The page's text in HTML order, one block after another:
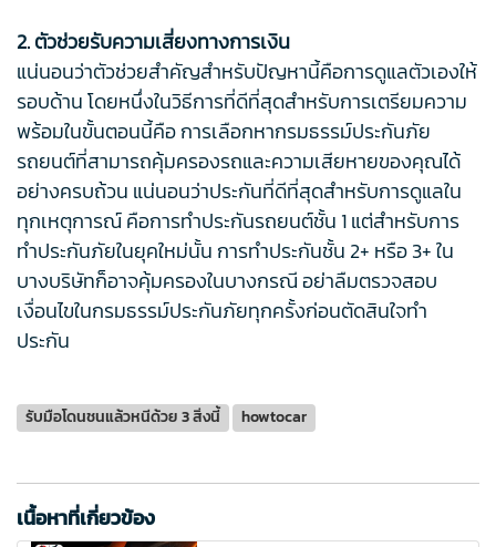
2. ตัวช่วยรับความเสี่ยงทางการเงิน
แน่นอนว่าตัวช่วยสำคัญสำหรับปัญหานี้คือการดูแลตัวเองให้
รอบด้าน โดยหนึ่งในวิธีการที่ดีที่สุดสำหรับการเตรียมความ
พร้อมในขั้นตอนนี้คือ การเลือกหากรมธรรม์ประกันภัย
รถยนต์ที่สามารถคุ้มครองรถและความเสียหายของคุณได้
อย่างครบถ้วน แน่นอนว่าประกันที่ดีที่สุดสำหรับการดูแลใน
ทุกเหตุการณ์ คือการทำประกันรถยนต์ชั้น 1 แต่สำหรับการ
ทำประกันภัยในยุคใหม่นั้น การทำประกันชั้น 2+ หรือ 3+ ใน
บางบริษัทก็อาจคุ้มครองในบางกรณี อย่าลืมตรวจสอบ
เงื่อนไขในกรมธรรม์ประกันภัยทุกครั้งก่อนตัดสินใจทำ
ประกัน
รับมือโดนชนแล้วหนีด้วย 3 สิ่งนี้ howtocar
เนื้อหาที่เกี่ยวข้อง